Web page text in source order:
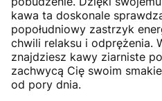
kawa ta doskonale
popołudniowy zastrzyk
chwili relaksu i odprężenia.
znajdziesz kawy ziarniste
zachwycą Cię swoim
od pory dnia.